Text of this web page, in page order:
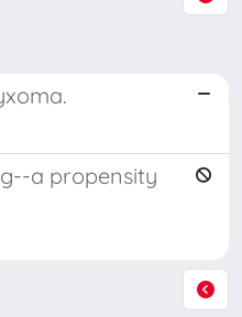
a propensity